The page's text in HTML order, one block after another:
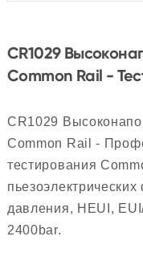
CR1029
Common Rail -
CR1029
Common Rail -
тестирования
давления, HEUI,
2400bar.